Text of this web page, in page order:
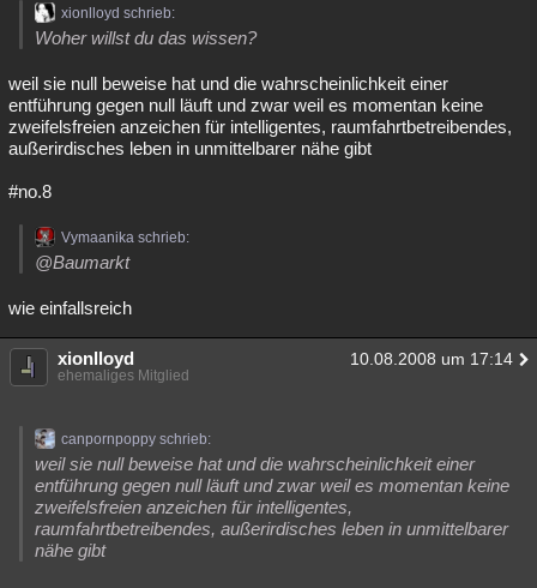
xionlloyd schrieb:
Woher willst du das wissen?
weil sie null beweise hat und die wahrscheinlichkeit einer
entführung gegen null läuft und zwar weil es momentan keine
zweifelsfreien anzeichen für intelligentes, raumfahrtbetreibendes,
außerirdisches leben in unmittelbarer nähe gibt
#no.8
Vymaanika schrieb:
@Baumarkt
wie einfallsreich
xionlloyd 10.08.2008 um 17:14
ehemaliges Mitglied
canpornpoppy schrieb:
weil sie null beweise hat und die wahrscheinlichkeit einer
entführung gegen null läuft und zwar weil es momentan keine
zweifelsfreien anzeichen für intelligentes,
raumfahrtbetreibendes, außerirdisches leben in unmittelbarer
nähe gibt